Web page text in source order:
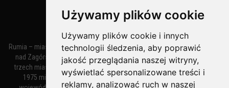
Używamy plików cookie
Używamy plików cookie i innych
technologii śledzenia, aby poprawić
jakość przeglądania naszej witryny,
wyświetlać spersonalizowane treści i
reklamy, analizować ruch w naszej
Rumia – miasto w województwie pomorskim, w powiecie wejherowskim
nad Zagórską Strugą. Z miastami Wejherowem i Redą tworzy zespół
trzech miast zwany Małym Trójmiastem Kaszubskim. W latach 1945–
1975 miasto administracyjnie należało do tak zwanego dużego